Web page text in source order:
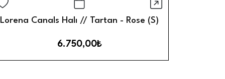
Sepete Ekle
Hızlı
Lorena Canals Halı // Tartan - Rose (S)
6.750,00₺